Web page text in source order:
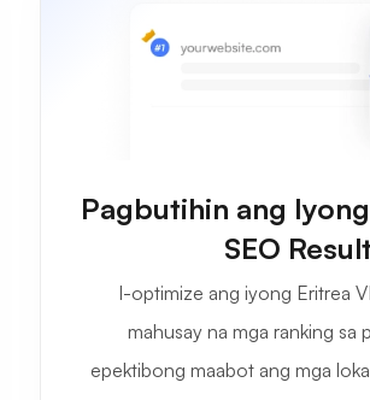
Pagbutihin ang
SEO
I-optimize ang iyong Eritrea
mahusay na mga ranking sa
epektibong maabot ang mga